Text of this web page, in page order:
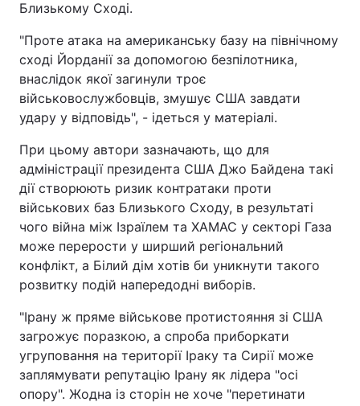
Близькому Сході.
"Проте атака на американську базу на північному
сході Йорданії за допомогою безпілотника,
внаслідок якої загинули троє
військовослужбовців, змушує США завдати
удару у відповідь", - ідеться у матеріалі.
При цьому автори зазначають, що для
адміністрації президента США Джо Байдена такі
дії створюють ризик контратаки проти
військових баз Близького Сходу, в результаті
чого війна між Ізраїлем та ХАМАС у секторі Газа
може перерости у ширший регіональний
конфлікт, а Білий дім хотів би уникнути такого
розвитку подій напередодні виборів.
"Ірану ж пряме військове протистояння зі США
загрожує поразкою, а спроба приборкати
угруповання на території Іраку та Сирії може
заплямувати репутацію Ірану як лідера "осі
опору". Жодна із сторін не хоче "перетинати